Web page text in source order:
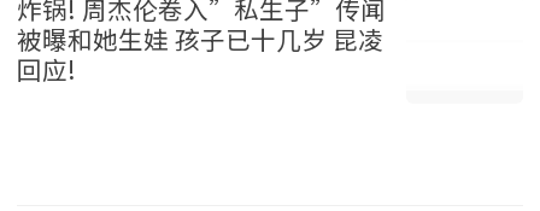
炸锅! 周杰伦卷入”私生子”传闻
被曝和她生娃 孩子已十几岁 昆凌
回应!